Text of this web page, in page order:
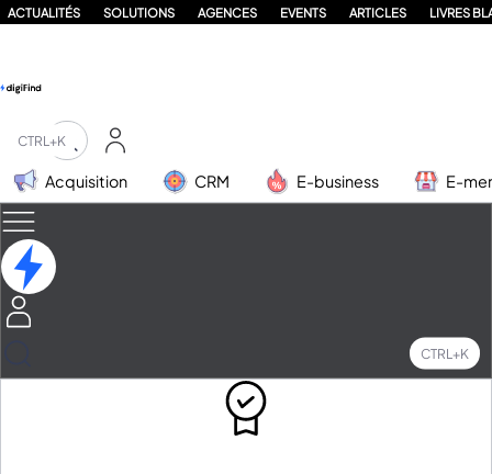
ACTUALITÉS SOLUTIONS AGENCES EVENTS ARTICLES LIVRES
CTRL+K
Acquisition CRM E-business E-
CTRL+K